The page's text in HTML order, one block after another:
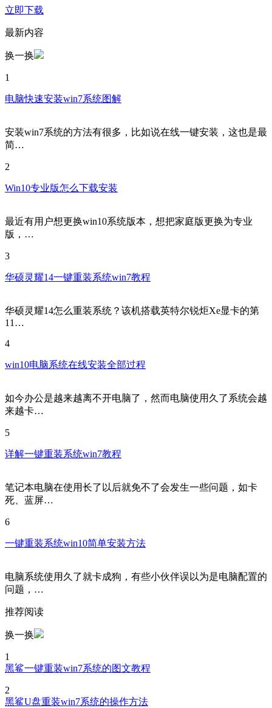
立即下载
最新内容
换一换
1
电脑快速安装win7系统图解
安装win7系统的方法有很多，比如说在线一键安装，这也是最
简…
2
Win10专业版怎么下载安装
最近有用户想更换win10系统版本，想把家庭版更换为专业
版，…
3
华硕灵耀14一键重装系统win7教程
华硕灵耀14怎么重装系统？该机搭载英特尔锐炬Xe显卡的第
11…
4
win10电脑系统在线安装全部过程
如今办公是越来越离不开电脑了，然而电脑使用久了系统会越
来越卡…
5
详解一键重装系统win7教程
笔记本电脑在使用长了以后就免不了会发生一些问题，如卡
死、蓝屏…
6
一键重装系统win10简单安装方法
电脑系统使用久了就卡成狗，有些小伙伴误以为是电脑配置的
问题，…
推荐阅读
换一换
1
黑鲨一键重装win7系统的图文教程
2
黑鲨U盘重装win7系统的操作方法